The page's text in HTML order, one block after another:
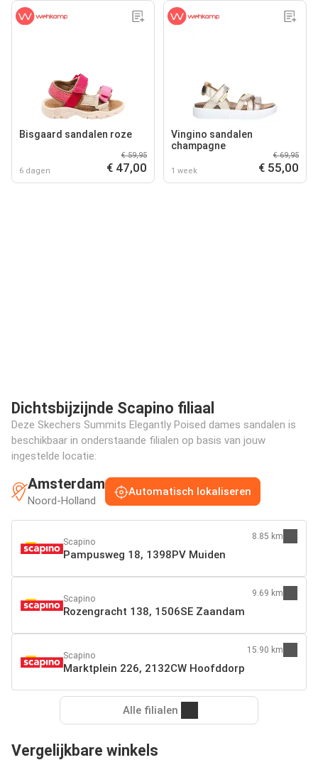
Bisgaard sandalen roze
6 dagen
€ 59,95
€ 47,00
Vingino sandalen
champagne
1 week
€ 69,95
€ 55,00
Dichtsbijzijnde Scapino filiaal
Deze Skechers Summits Elegantly Poised dames sandalen is
beschikbaar in onderstaande filialen op basis van jouw
ingestelde locatie:
Amsterdam
Noord-Holland
Automatisch lokaliseren
Scapino
Pampusweg 18, 1398PV Muiden
8.85 km
Scapino
Rozengracht 138, 1506SE Zaandam
9.69 km
Scapino
Marktplein 226, 2132CW Hoofddorp
15.90 km
Alle filialen
Vergelijkbare winkels